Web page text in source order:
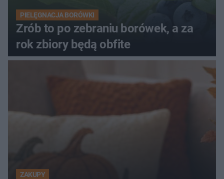
PIELĘGNACJA BORÓWKI
Zrób to po zebraniu borówek, a za
rok zbiory będą obfite
ZAKUPY